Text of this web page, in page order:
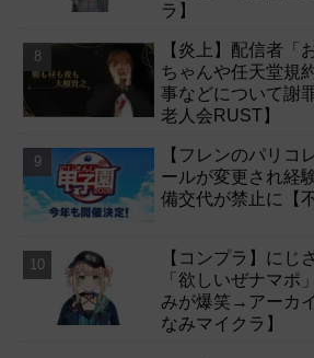
ラ】
【炎上】配信者「
ちゃんや任天堂規
事などについて謝
老人会RUST】
【フレンのパリコ
ールが変更され経
備交代が禁止に【
【コンプラ】にじ
「欲しいぜナマポ
みが爆笑→アーカ
なみマイクラ】